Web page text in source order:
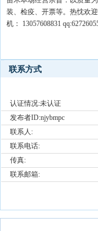
装、检疫、开票等。热忱欢
机： 13057608831
联系方式
认证情况:未认证
发布者ID:njybmpc
联系人:
联系电话:
传真:
联系邮箱: